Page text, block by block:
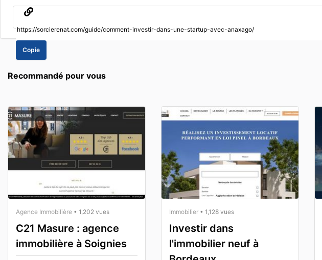
Copie
Recommandé pour vous
Agence Immobilière • 1,202 vues
C21 Masure : agence
immobilière à Soignies
Immobilier • 1,128 vues
Investir dans
l'immobilier neuf à